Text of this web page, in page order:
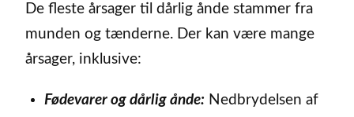
De fleste årsager til dårlig ånde stammer fra
munden og tænderne. Der kan være mange
årsager, inklusive:
Fødevarer og dårlig ånde: Nedbrydelsen af